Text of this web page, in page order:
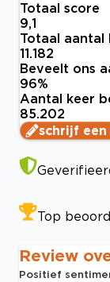
Totaal score
9,1
Totaal aantal
11.182
Beveelt ons
96%
Aantal keer
85.202
schrijf
Top
Review
Positief